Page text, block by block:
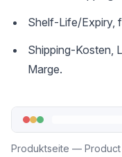
Shelf-Life/Expiry,
Shipping-Kosten,
Marge.
Produktseite — Product